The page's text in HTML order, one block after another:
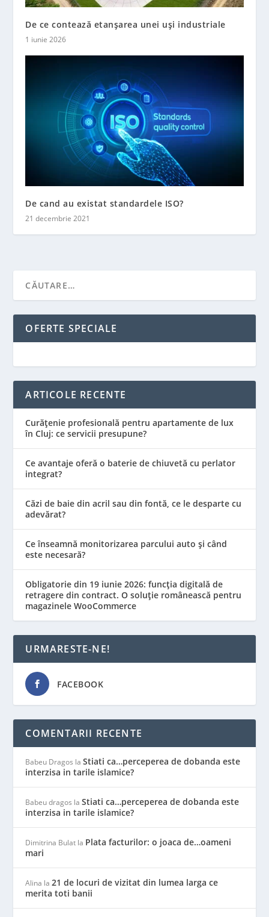
De ce contează etanșarea unei uși industriale
1 iunie 2026
De cand au existat standardele ISO?
21 decembrie 2021
OFERTE SPECIALE
ARTICOLE RECENTE
Curățenie profesională pentru apartamente de lux
în Cluj: ce servicii presupune?
Ce avantaje oferă o baterie de chiuvetă cu perlator
integrat?
Căzi de baie din acril sau din fontă, ce le desparte cu
adevărat?
Ce înseamnă monitorizarea parcului auto și când
este necesară?
Obligatorie din 19 iunie 2026: funcția digitală de
retragere din contract. O soluție românească pentru
magazinele WooCommerce
URMARESTE-NE!
FACEBOOK
COMENTARII RECENTE
Babeu Dragos laStiati ca…perceperea de dobanda este
interzisa in tarile islamice?
Babeu dragos laStiati ca…perceperea de dobanda este
interzisa in tarile islamice?
Dimitrina Bulat la Plata facturilor: o joaca de…oameni
mari
Alina la21 de locuri de vizitat din lumea larga ce
merita toti banii